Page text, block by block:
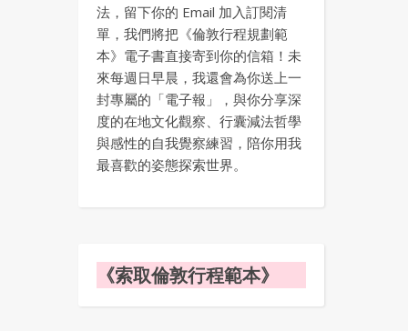
法，留下你的 Email 加入訂閱清
單，我們將把《倫敦行程規劃範
本》電子書直接寄到你的信箱！未
來每週日早晨，我還會為你送上一
封專屬的「電子報」，與你分享深
度的在地文化觀察、行囊減法哲學
與感性的自我覺察練習，陪你用我
最喜歡的姿態探索世界。
《索取倫敦行程範本》